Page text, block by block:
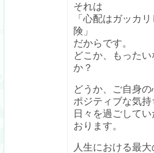
それは
「心配はガッカ
険」
だからです。
どこか、もった
か？
どうか、ご自身
ポジティブな気持
日々を過ごして
おります。
人生における最